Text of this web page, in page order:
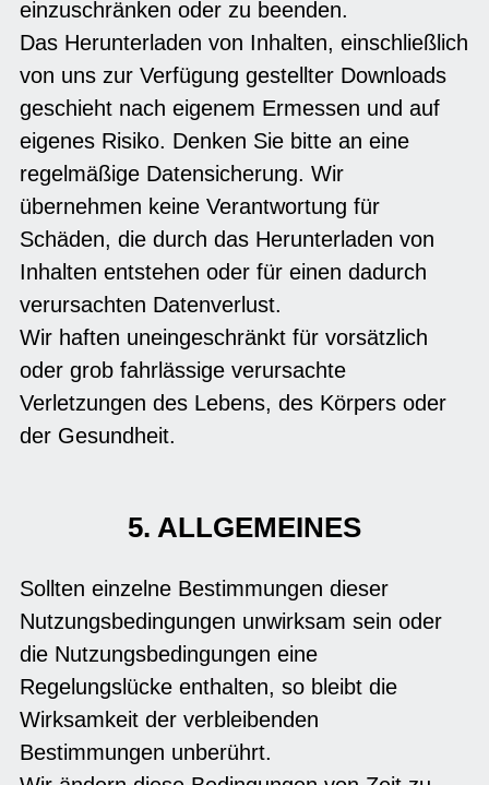
einzuschränken oder zu beenden.
Das Herunterladen von Inhalten, einschließlich
von uns zur Verfügung gestellter Downloads
geschieht nach eigenem Ermessen und auf
eigenes Risiko. Denken Sie bitte an eine
regelmäßige Datensicherung. Wir
übernehmen keine Verantwortung für
Schäden, die durch das Herunterladen von
Inhalten entstehen oder für einen dadurch
verursachten Datenverlust.
Wir haften uneingeschränkt für vorsätzlich
oder grob fahrlässige verursachte
Verletzungen des Lebens, des Körpers oder
der Gesundheit.
5. ALLGEMEINES
Sollten einzelne Bestimmungen dieser
Nutzungsbedingungen unwirksam sein oder
die Nutzungsbedingungen eine
Regelungslücke enthalten, so bleibt die
Wirksamkeit der verbleibenden
Bestimmungen unberührt.